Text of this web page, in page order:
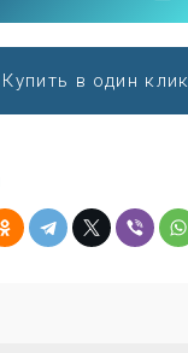
Купить в один клик